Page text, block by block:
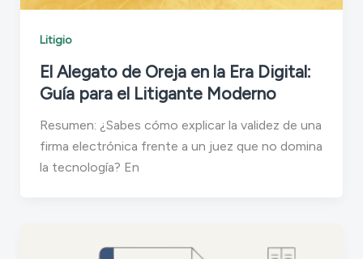
Litigio
El Alegato de Oreja en la Era Digital:
Guía para el Litigante Moderno
Resumen: ¿Sabes cómo explicar la validez de una
firma electrónica frente a un juez que no domina
la tecnología? En